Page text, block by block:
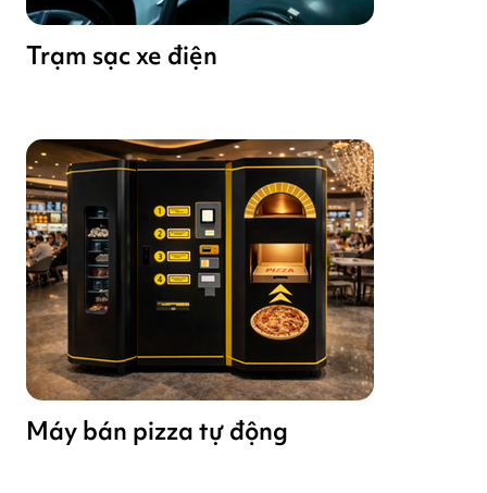
Trạm sạc xe điện
Máy bán pizza tự động